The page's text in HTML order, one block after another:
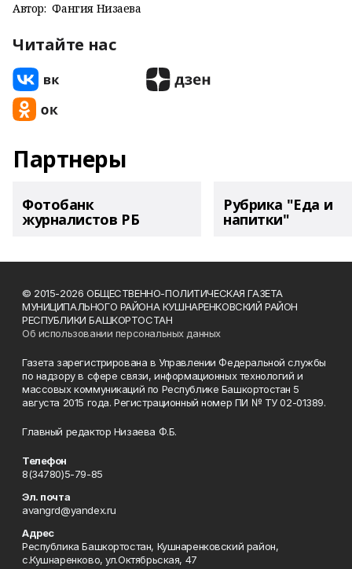
Автор: Фангия Низаева
Читайте нас
Партнеры
Фотобанк
журналистов РБ
Рубрика "Еда и
напитки"
© 2015-2026 ОБЩЕСТВЕННО-ПОЛИТИЧЕСКАЯ ГАЗЕТА
МУНИЦИПАЛЬНОГО РАЙОНА КУШНАРЕНКОВСКИЙ РАЙОН
РЕСПУБЛИКИ БАШКОРТОСТАН
Об использовании персональных данных
Газета зарегистрирована в Управлении Федеральной службы
по надзору в сфере связи, информационных технологий и
массовых коммуникаций по Республике Башкортостан 5
августа 2015 года. Регистрационный номер ПИ № ТУ 02-01389.
Главный редактор Низаева Ф.Б.
Телефон
8(34780)5-79-85
Эл. почта
avangrd@yandex.ru
Адрес
Республика Башкортостан, Кушнаренковский район,
с.Кушнаренково, ул.Октябрьская, 47